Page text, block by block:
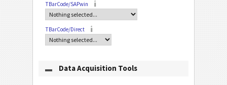
TBarCode/SAPwin
TBarCode/Direct
Data Acquisition Tools